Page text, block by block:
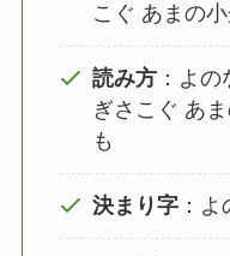
こぐ あまの
読み方 ：よ
ぎさこぐ あ
も
決まり字 ：